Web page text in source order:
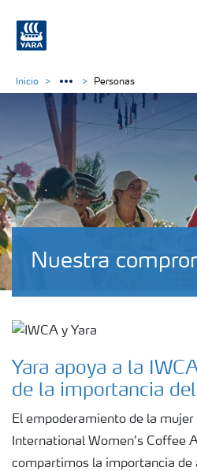
Nuestra
Inicio Personas
Yara apoya a la
de la importancia
El empoderamiento de la mujer
International Women’s Coffee
compartimos la importancia de